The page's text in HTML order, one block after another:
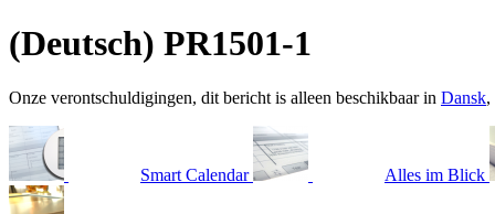
(Deutsch) PR1501-1
Onze verontschuldigingen, dit bericht is alleen beschikbaar in Dansk,
Smart Calendar Alles im Blick